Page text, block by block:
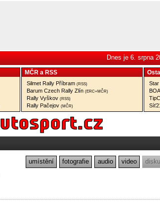
Dnes je 6. srpna
MČR a RSS
Silmet Rally Příbram (RSS)
Barum Czech Rally Zlín (ERC+MČR)
Rally Vyškov (RSS)
Rally Pačejov (MČR)
Star
umístění fotografie audio video